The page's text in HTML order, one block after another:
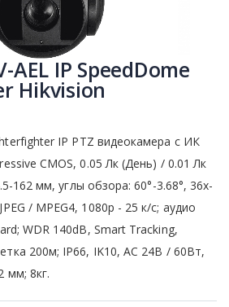
AEL IP SpeedDome
Hikvision
IP PTZ видеокамера с ИК
CMOS, 0.05 Лк (День) / 0.01 Лк
162 мм, углы обзора: 60°-3.68°, 36x-
/ MPEG4, 1080р - 25 к/с; аудио
WDR 140dB, Smart Tracking,
200м; IP66, IK10, AC 24В / 60Вт,
мм; 8кг.